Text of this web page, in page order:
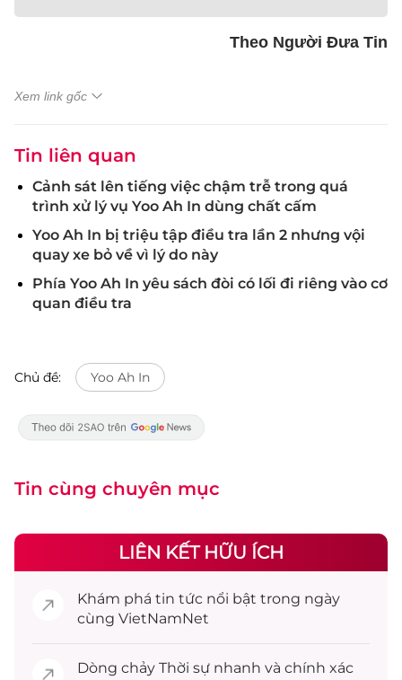
Theo Người Đưa Tin
Xem link gốc
Tin liên quan
Cảnh sát lên tiếng việc chậm trễ trong quá
trình xử lý vụ Yoo Ah In dùng chất cấm
Yoo Ah In bị triệu tập điều tra lần 2 nhưng vội
quay xe bỏ về vì lý do này
Phía Yoo Ah In yêu sách đòi có lối đi riêng vào cơ
quan điều tra
Chủ đề: Yoo Ah In
Tin cùng chuyên mục
LIÊN KẾT HỮU ÍCH
Khám phá tin tức nổi bật trong ngày
cùng VietNamNet
Dòng chảy Thời sự nhanh và chính xác